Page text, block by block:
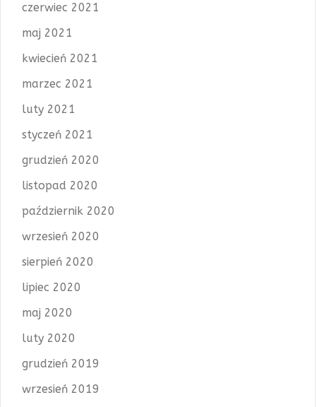
czerwiec 2021
maj 2021
kwiecień 2021
marzec 2021
luty 2021
styczeń 2021
grudzień 2020
listopad 2020
październik 2020
wrzesień 2020
sierpień 2020
lipiec 2020
maj 2020
luty 2020
grudzień 2019
wrzesień 2019